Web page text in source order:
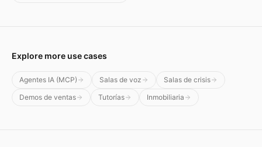
Explore more use cases
Agentes IA (MCP) Salas de voz
Salas de crisis
Demos de ventas
Tutorías Inmobiliaria